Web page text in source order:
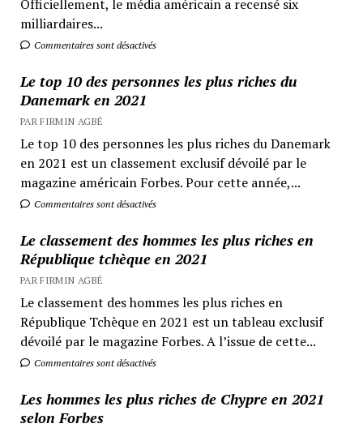
Officiellement, le média américain a recensé six
milliardaires...
Commentaires sont désactivés
Le top 10 des personnes les plus riches du
Danemark en 2021
PAR FIRMIN AGBÉ
Le top 10 des personnes les plus riches du Danemark
en 2021 est un classement exclusif dévoilé par le
magazine américain Forbes. Pour cette année,...
Commentaires sont désactivés
Le classement des hommes les plus riches en
République tchèque en 2021
PAR FIRMIN AGBÉ
Le classement des hommes les plus riches en
République Tchèque en 2021 est un tableau exclusif
dévoilé par le magazine Forbes. A l’issue de cette...
Commentaires sont désactivés
Les hommes les plus riches de Chypre en 2021
selon Forbes